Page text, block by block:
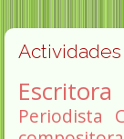
Actividades
Escritora
Periodista